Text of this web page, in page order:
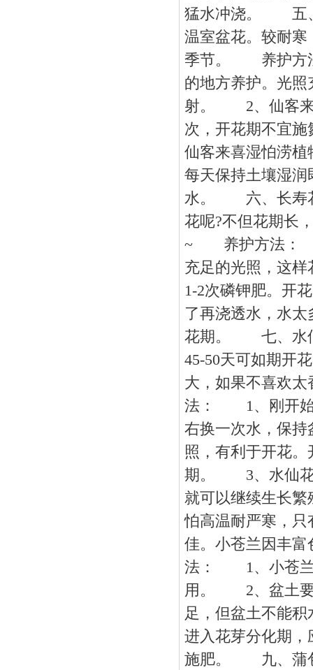
猛水冲浇。 五
温室盆花。较耐
季节。 养护方
的地方养护。光
射。 2、仙客来
次，开花期不宜
仙客来喜湿怕涝
每天保持土壤湿
水。 六、长寿
花呢?不但花期长
~ 养护方法： 1
充足的光照，这
1-2次磷钾肥。开
了再浇透水，水
花期。 七、水
45-50天可如期开
大，如果不喜欢
法： 1、刚开始
右换一次水，保
照，有利于开花
期。 3、水仙花
就可以继续生长
怕高温耐严寒，
佳。小苍兰因丰
法： 1、小苍兰
用。 2、盆土要
足，但盆土不能
进入花芽分化期，
施肥。 九、蒲